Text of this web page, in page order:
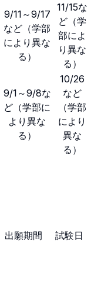
9/11～9/17
など（学部
により異な
る）
11/15な
ど（学
部によ
り異な
る）
9/1～9/8な
ど（学部に
より異な
る）
10/26
など
（学部
により
異な
る）
出願期間 試験日